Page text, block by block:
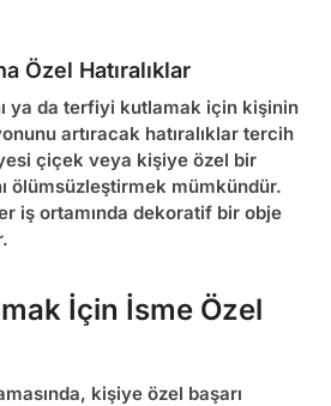
Özel Hatıralıklar
ya da terfiyi kutlamak için kişinin
artıracak hatıralıklar tercih
çiçek veya kişiye özel bir
ölümsüzleştirmek mümkündür.
iş ortamında dekoratif bir obje
İçin İsme Özel
kişiye özel başarı